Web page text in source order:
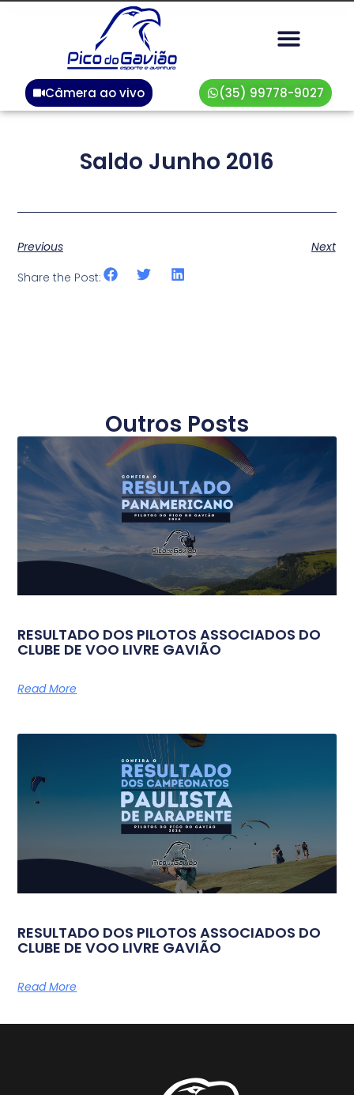
Câmera ao vivo (35) 99778-9027
Saldo Junho 2016
Previous
Next
Share the Post:
Outros Posts
RESULTADO DOS PILOTOS ASSOCIADOS DO
CLUBE DE VOO LIVRE GAVIÃO
Read More
RESULTADO DOS PILOTOS ASSOCIADOS DO
CLUBE DE VOO LIVRE GAVIÃO
Read More